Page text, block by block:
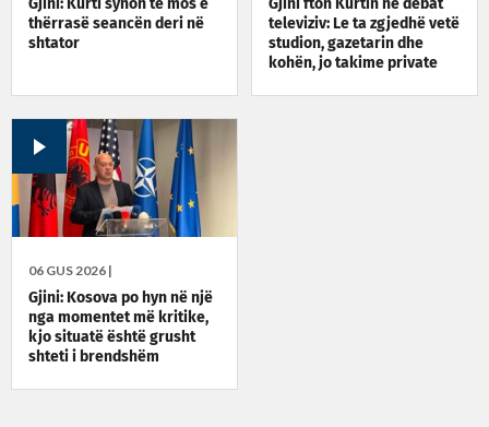
Gjini: Kurti synon të mos e
thërrasë seancën deri në
shtator
Gjini fton Kurtin në debat
televiziv: Le ta zgjedhë vetë
studion, gazetarin dhe
kohën, jo takime private
06 GUS 2026 |
Gjini: Kosova po hyn në një
nga momentet më kritike,
kjo situatë është grusht
shteti i brendshëm